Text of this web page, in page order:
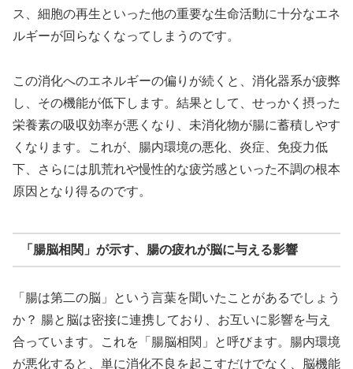
ス、細胞の再生といった他の重要な生命活動に十分なエネ
ルギーが回らなくなってしまうのです。
この消化へのエネルギーの偏りが続くと、消化器系が疲弊
し、その機能が低下します。結果として、せっかく摂った
栄養素の吸収効率が悪くなり、未消化物が腸に蓄積しやす
くなります。これが、腸内環境の悪化、炎症、免疫力低
下、さらには肌荒れや慢性的な疲労感といった不調の根本
原因となり得るのです。
「腸脳相関」が示す、腸の疲れが脳に与える影響
「腸は第二の脳」という言葉を聞いたことがあるでしょう
か？ 腸と脳は密接に連携しており、お互いに影響を与え
合っています。これを「腸脳相関」と呼びます。腸内環境
が悪化すると、単に消化不良を起こすだけでなく、脳機能